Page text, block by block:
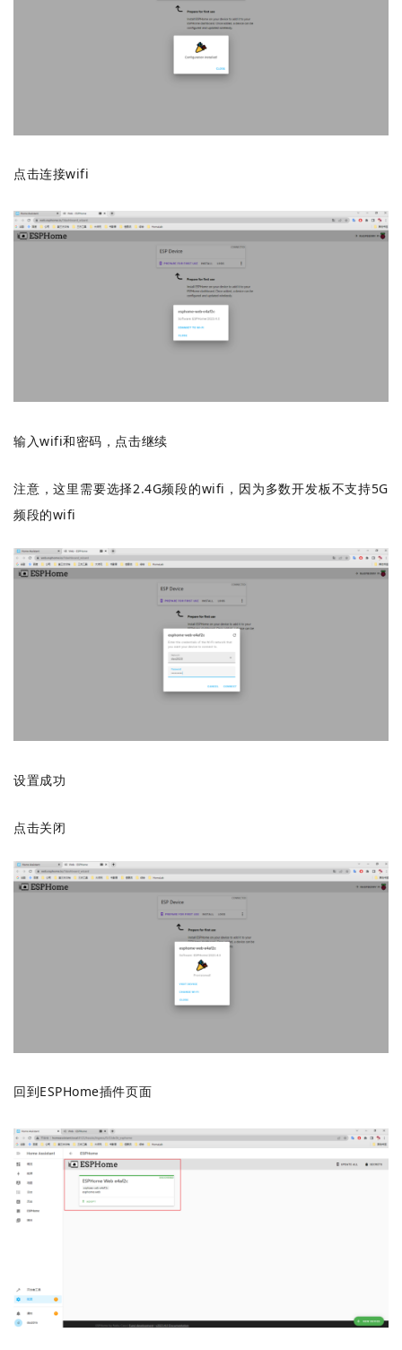
点击连接wifi
输入wifi和密码，点击继续
注意，这里需要选择2.4G频段的wifi，因为多数开发板不支持5G
频段的wifi
设置成功
点击关闭
回到ESPHome插件页面